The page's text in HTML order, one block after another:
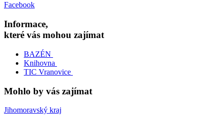
Facebook
Informace,
které vás mohou zajímat
BAZÉN
Knihovna
TIC Vranovice
Mohlo by vás zajímat
Jihomoravský kraj